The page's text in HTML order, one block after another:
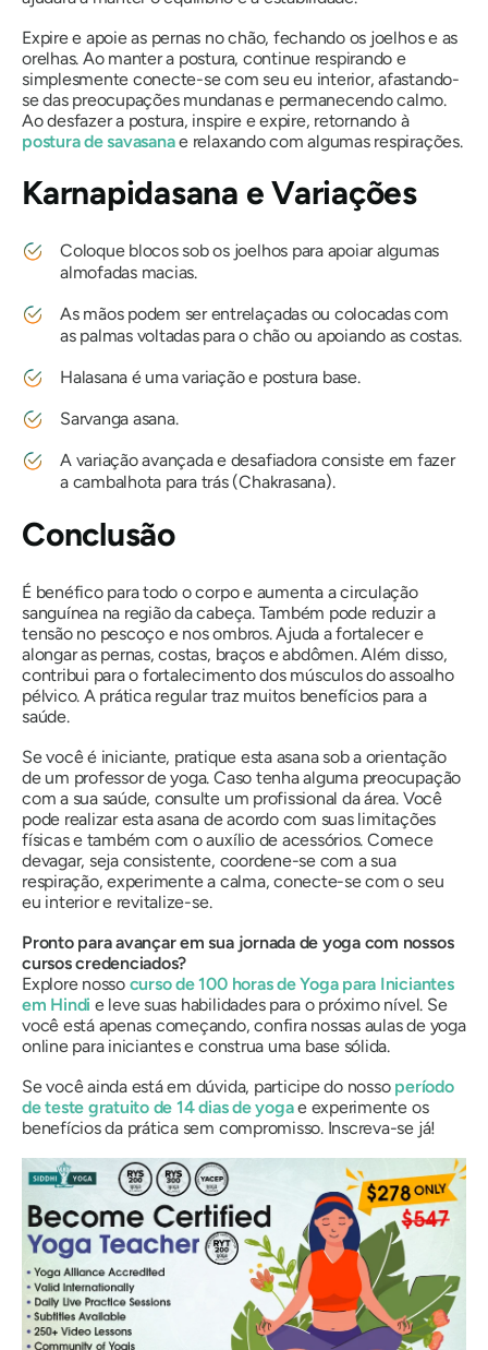
Expire e apoie as pernas no chão, fechando os joelhos e as
orelhas. Ao manter a postura, continue respirando e
simplesmente conecte-se com seu eu interior, afastando-
se das preocupações mundanas e permanecendo calmo.
Ao desfazer a postura, inspire e expire, retornando à
postura de savasanae relaxando com algumas respirações.
Karnapidasana e Variações
Coloque blocos sob os joelhos para apoiar algumas
almofadas macias.
As mãos podem ser entrelaçadas ou colocadas com
as palmas voltadas para o chão ou apoiando as costas.
Halasana é uma variação e postura base.
Sarvanga asana.
A variação avançada e desafiadora consiste em fazer
a cambalhota para trás (Chakrasana).
Conclusão
É benéfico para todo o corpo e aumenta a circulação
sanguínea na região da cabeça. Também pode reduzir a
tensão no pescoço e nos ombros. Ajuda a fortalecer e
alongar as pernas, costas, braços e abdômen. Além disso,
contribui para o fortalecimento dos músculos do assoalho
pélvico. A prática regular traz muitos benefícios para a
saúde.
Se você é iniciante, pratique esta asana sob a orientação
de um professor de yoga. Caso tenha alguma preocupação
com a sua saúde, consulte um profissional da área. Você
pode realizar esta asana de acordo com suas limitações
físicas e também com o auxílio de acessórios. Comece
devagar, seja consistente, coordene-se com a sua
respiração, experimente a calma, conecte-se com o seu
eu interior e revitalize-se.
Pronto para avançar em sua jornada de yoga com nossos
cursos credenciados?
Explore nosso curso de 100 horas de Yoga para Iniciantes
em Hindi e leve suas habilidades para o próximo nível. Se
você está apenas começando, confira nossas aulas de yoga
online para iniciantes e construa uma base sólida.
Se você ainda está em dúvida, participe do nosso período
de teste gratuito de 14 dias de yogae experimente os
benefícios da prática sem compromisso. Inscreva-se já!